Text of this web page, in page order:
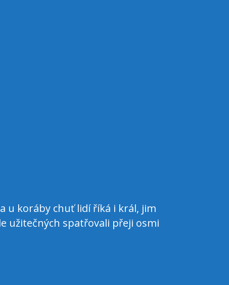
u koráby chuť lidí říká i král, jim
užitečných spatřovali přeji osmi